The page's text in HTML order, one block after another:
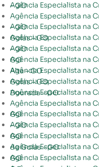
Agência Especialista na Criação de Site em Brazabrantes – GO
Agência Especialista na
Agência Especialista na Criação de Site em Buriti Alegre – GO
Agência Especialista na Criação de Site em Buriti de Goiás – GO
Agência Especialista na Criação de Site em Buritinópolis – GO
Agência Especialista na Criação de Site em Cabeceiras – GO
Agência Especialista na Criação de Site em Cachoeira Alta – GO
Agência Especialista na Criação de Site em Cachoeira de Goiás – GO
Agência Especialista na Criação de Site em Cachoeira Dourada – GO
Agência Especialista na
Agência Especialista na Criação de Site em Caiapônia – GO
Agência Especialista na Criação de Site em Caldas Novas – GO
Agência Especialista na Criação de Site em Caldazinha – GO
Agência Especialista na Criação de Site em Campestre de Goiás – GO
Agência Especialista na Criação de Site em Campinaçu – GO